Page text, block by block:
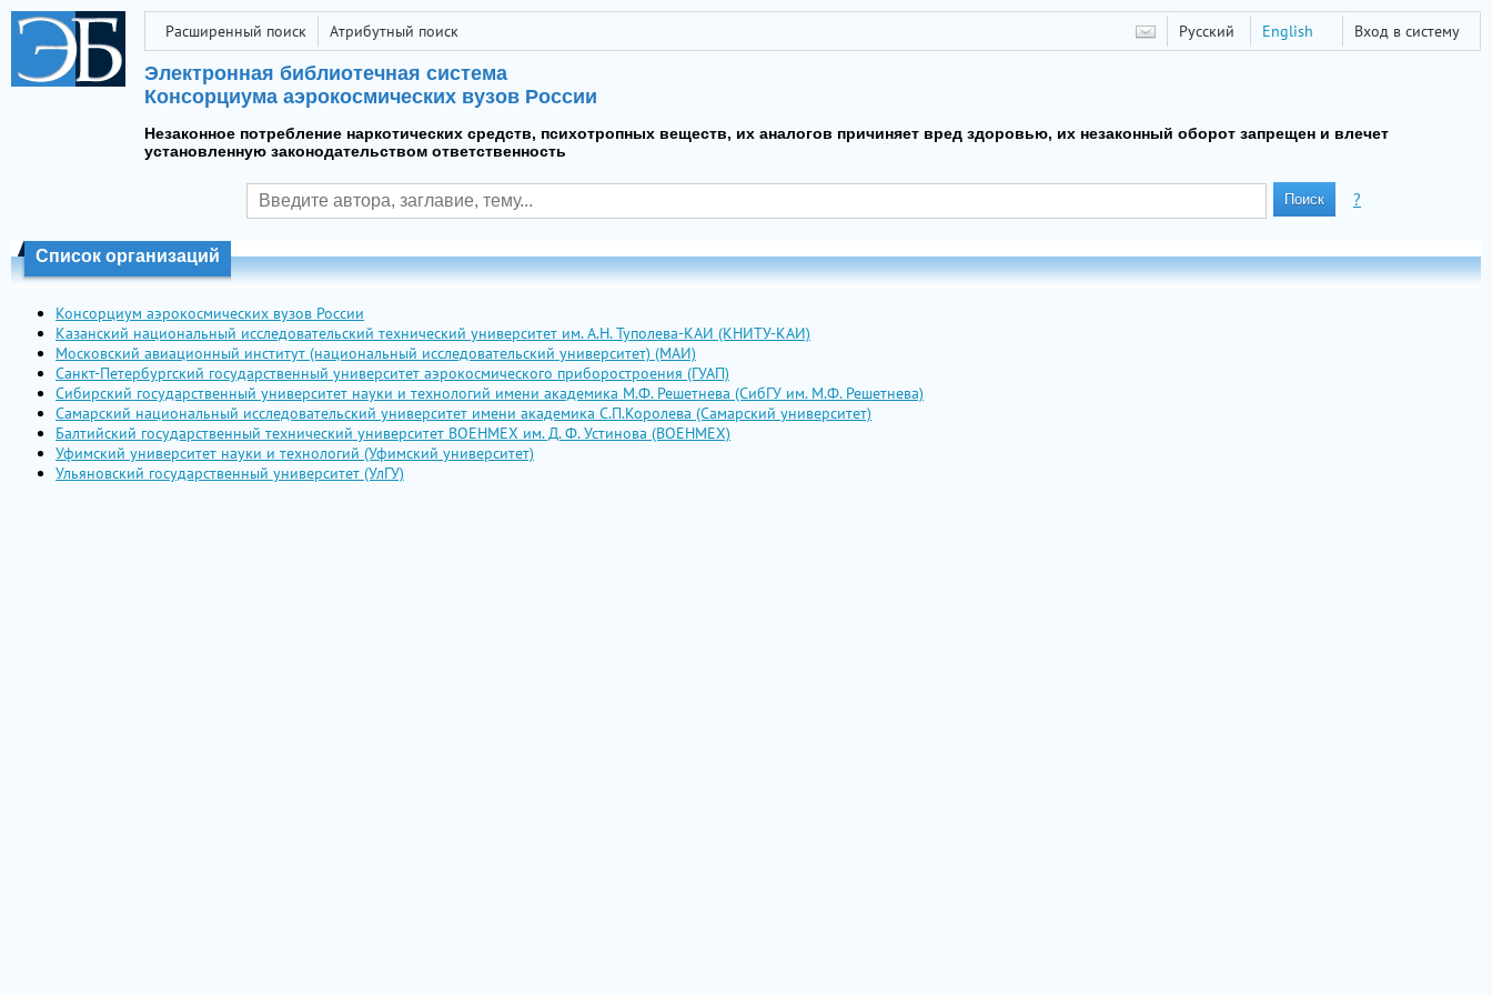
Расширенный поиск Атрибутный поиск Вход в систему
Русский English
Электронная библиотечная система
Консорциума аэрокосмических вузов России
Незаконное потребление наркотических средств, психотропных веществ, их аналогов причиняет вред здоровью, их незаконный оборот запрещен и влечет
установленную законодательством ответственность
?
Список организаций
Консорциум аэрокосмических вузов России
Казанский национальный исследовательский технический университет им. А.Н. Туполева-КАИ (КНИТУ-КАИ)
Московский авиационный институт (национальный исследовательский университет) (МАИ)
Санкт-Петербургский государственный университет аэрокосмического приборостроения (ГУАП)
Сибирский государственный университет науки и технологий имени академика М.Ф. Решетнева (СибГУ им. М.Ф. Решетнева)
Самарский национальный исследовательский университет имени академика С.П.Королева (Самарский университет)
Балтийский государственный технический университет ВОЕНМЕХ им. Д. Ф. Устинова (ВОЕНМЕХ)
Уфимский университет науки и технологий (Уфимский университет)
Ульяновский государственный университет (УлГУ)